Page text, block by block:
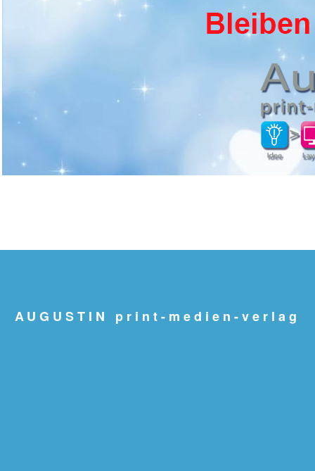
AUGUSTIN print-medien-verlag